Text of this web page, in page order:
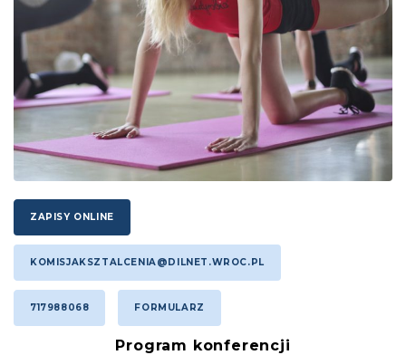
ZAPISY ONLINE
KOMISJAKSZTALCENIA@DILNET.WROC.PL
717988068 FORMULARZ
Program konferencji